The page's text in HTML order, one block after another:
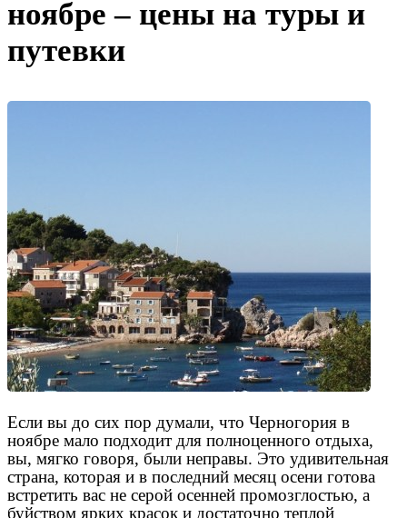
ноябре – цены на туры и
путевки
Если вы до сих пор думали, что Черногория в
ноябре мало подходит для полноценного отдыха,
вы, мягко говоря, были неправы. Это удивительная
страна, которая и в последний месяц осени готова
встретить вас не серой осенней промозглостью, а
буйством ярких красок и достаточно теплой